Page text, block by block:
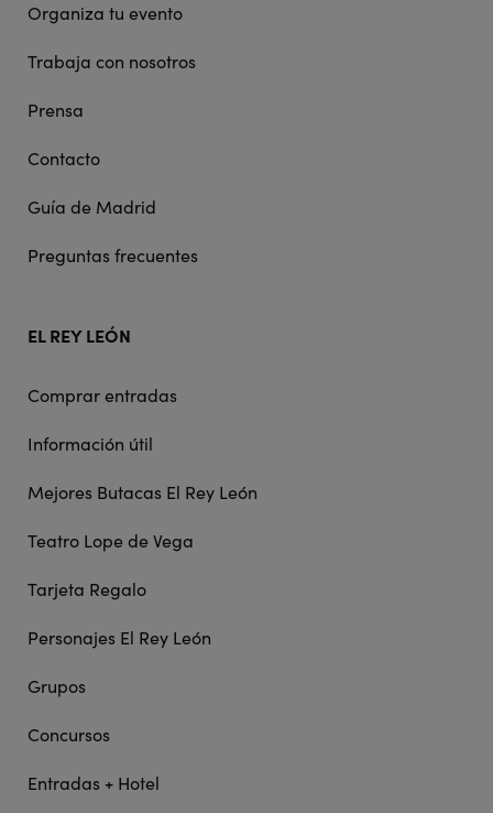
Organiza tu evento
Trabaja con nosotros
Prensa
Contacto
Guía de Madrid
Preguntas frecuentes
EL REY LEÓN
Comprar entradas
Información útil
Mejores Butacas El Rey León
Teatro Lope de Vega
Tarjeta Regalo
Personajes El Rey León
Grupos
Concursos
Entradas + Hotel